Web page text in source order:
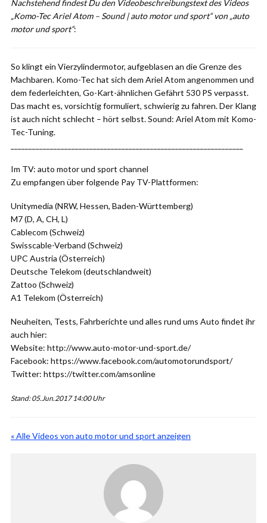
Nachstehend findest Du den Videobeschreibungstext des Videos
„Komo-Tec Ariel Atom – Sound | auto motor und sport“ von „auto
motor und sport“:
So klingt ein Vierzylindermotor, aufgeblasen an die Grenze des
Machbaren. Komo-Tec hat sich dem Ariel Atom angenommen und
dem federleichten, Go-Kart-ähnlichen Gefährt 530 PS verpasst.
Das macht es, vorsichtig formuliert, schwierig zu fahren. Der Klang
ist auch nicht schlecht – hört selbst. Sound: Ariel Atom mit Komo-
Tec-Tuning.
Im TV: auto motor und sport channel
Zu empfangen über folgende Pay TV-Plattformen:
Unitymedia (NRW, Hessen, Baden-Württemberg)
M7 (D, A, CH, L)
Cablecom (Schweiz)
Swisscable-Verband (Schweiz)
UPC Austria (Österreich)
Deutsche Telekom (deutschlandweit)
Zattoo (Schweiz)
A1 Telekom (Österreich)
Neuheiten, Tests, Fahrberichte und alles rund ums Auto findet ihr
auch hier:
Website: http://www.auto-motor-und-sport.de/
Facebook: https://www.facebook.com/automotorundsport/
Twitter: https://twitter.com/amsonline
Stand: 05.Jun.2017 14:00 Uhr
« Alle Videos von auto motor und sport anzeigen